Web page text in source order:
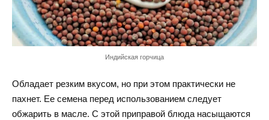
Индийская горчица
Обладает резким вкусом, но при этом практически не
пахнет. Ее семена перед использованием следует
обжарить в масле. С этой приправой блюда насыщаются